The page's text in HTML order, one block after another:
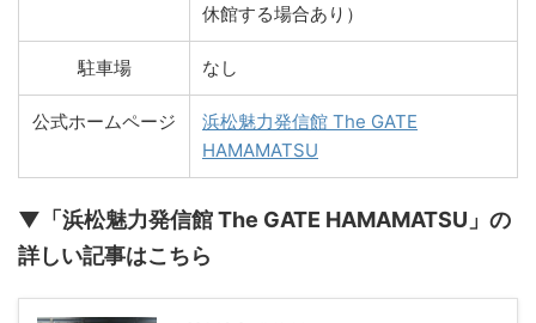
休館する場合あり）
駐車場 なし
公式ホームページ
浜松魅力発信館 The GATE
HAMAMATSU
▼「浜松魅力発信館 The GATE HAMAMATSU」の
詳しい記事はこちら